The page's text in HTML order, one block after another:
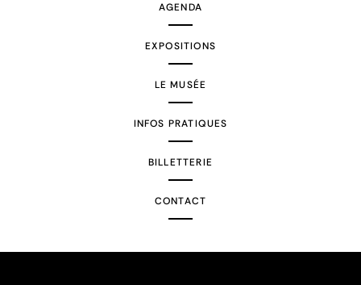
AGENDA
EXPOSITIONS
LE MUSÉE
INFOS PRATIQUES
BILLETTERIE
CONTACT